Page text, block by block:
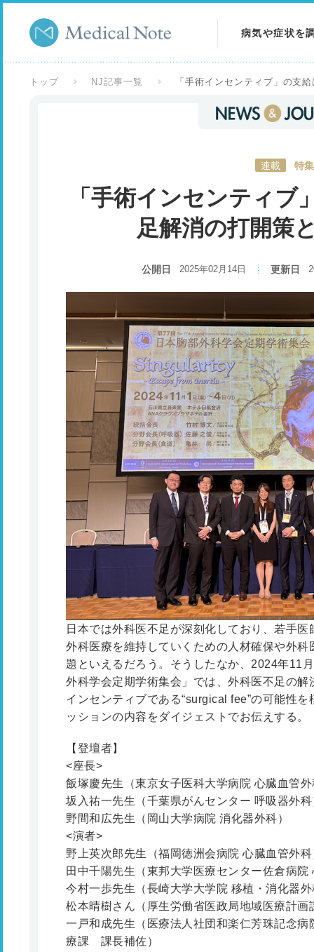
病気や症状を
症状を調べる
トップ NJ記事一覧 「手術インセンティブ」の支
連載 特集
「手術インセンティブ
足解消の打開策
公開日 2025年02月14日 更新日
日本では外科医不足が深刻化しており、若手
外科医療を維持していくための人材確保や外
題といえるだろう。そうしたなか、2024年11
外科学会定期学術集会」では、外科医不足の
インセンティブである“surgical fee”の可能性
ッションの内容をダイジェストでお伝えする。
【登壇者】
<座長>
飯塚慶先生（東京女子医科大学病院 心臓血管
坂入祐一先生（千葉県がんセンター 呼吸器外科
野間和広先生（岡山大学病院 消化器外科）
<演者>
野上英次郎先生（福岡徳洲会病院 心臓血管外科
田中千陽先生（東邦大学医療センター佐倉病院
今村一歩先生（長崎大学大学院 移植・消化器
松本晴樹さん（厚生労働省医政局地域医療計
一戸和成先生（医療法人社団和楽仁芳珠記念
療課 課長補佐）